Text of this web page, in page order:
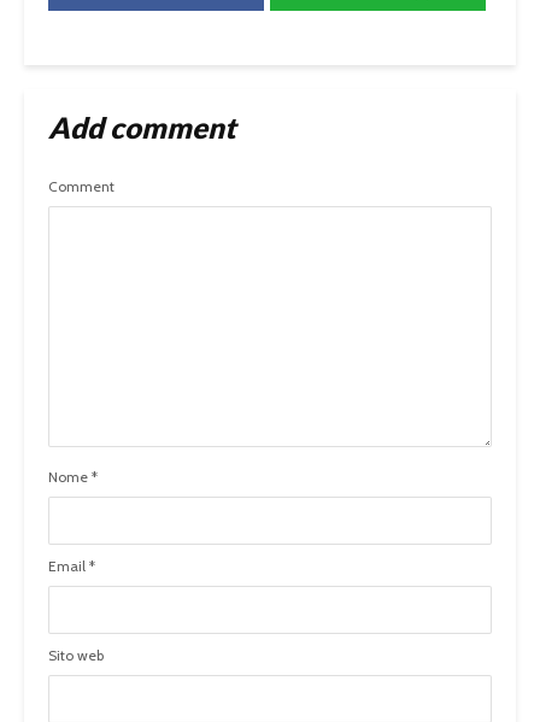
Add comment
Comment
Nome *
Email *
Sito web